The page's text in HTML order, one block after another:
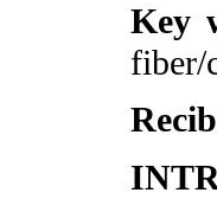
Key
fiber/